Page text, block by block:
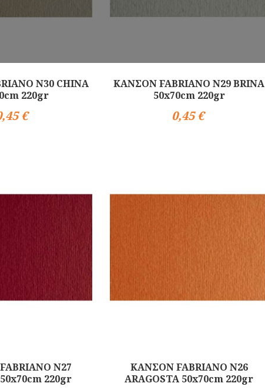
N30 CHINA
220gr
€
ΚΑΝΣΟΝ FABRIANO N29 BRINA
50x70cm 220gr
0,45 €
N27
220gr
ΚΑΝΣΟΝ FABRIANO N26
ARAGOSTA 50x70cm 220gr